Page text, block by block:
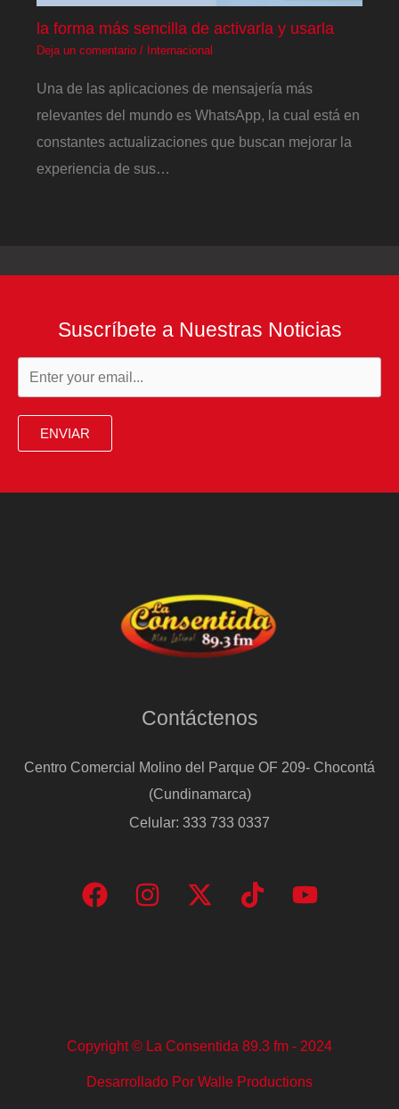
la forma más sencilla de activarla y usarla
Deja un comentario / Internacional
Una de las aplicaciones de mensajería más
relevantes del mundo es WhatsApp, la cual está en
constantes actualizaciones que buscan mejorar la
experiencia de sus…
Suscríbete a Nuestras Noticias
ENVIAR
Contáctenos
Centro Comercial Molino del Parque OF 209- Chocontá
(Cundinamarca)
Celular: 333 733 0337
Copyright © La Consentida 89.3 fm - 2024
Desarrollado Por Walle Productions